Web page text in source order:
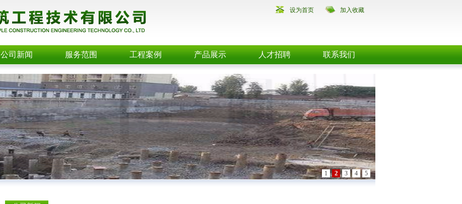
设为首页 加入收藏
公司新闻 服务范围 工程案例 产品展示 人才招聘 联系我们
1 2 3 4 5